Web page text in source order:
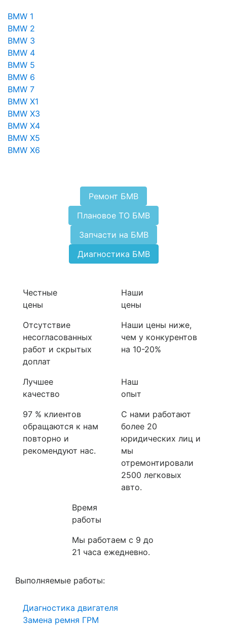
BMW 1
BMW 2
BMW 3
BMW 4
BMW 5
BMW 6
BMW 7
BMW X1
BMW X3
BMW X4
BMW X5
BMW X6
Ремонт БМВ
Плановое ТО БМВ
Запчасти на БМВ
Диагностика БМВ
Честные
цены
Отсутствие
несогласованных
работ и скрытых
доплат
Наши
цены
Наши цены ниже,
чем у конкурентов
на 10-20%
Лучшее
качество
97 % клиентов
обращаются к нам
повторно и
рекомендуют нас.
Наш
опыт
С нами работают
более 20
юридических лиц и
мы
отремонтировали
2500 легковых
авто.
Время
работы
Мы работаем с 9 до
21 часа ежедневно.
Выполняемые работы:
Диагностика двигателя
Замена ремня ГРМ